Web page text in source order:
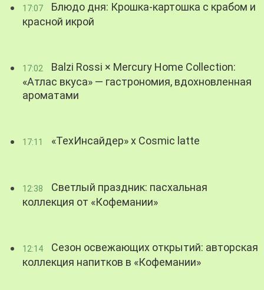
17:07
Блюдо дня: Крошка-картошка с крабом и
красной икрой
17:02
Balzi Rossi × Mercury Home Collection:
«Атлас вкуса» — гастрономия, вдохновленная
ароматами
17:11 «ТехИнсайдер» х Cosmic latte
12:38
Светлый праздник: пасхальная
коллекция от «Кофемании»
12:14
Сезон освежающих открытий: авторская
коллекция напитков в «Кофемании»